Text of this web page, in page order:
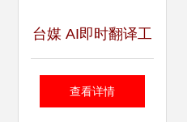
台媒 AI即时翻译工
具实现突破，向谷
查看详情